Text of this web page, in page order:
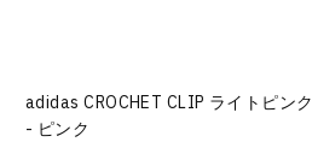
adidas CROCHET CLIP ライトピンク
- ピンク